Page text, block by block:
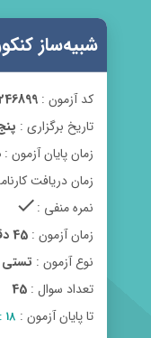
شبیه‌ساز
کد آزمون :
تاریخ برگزاری : پنج شنبه
زمان پایان آزمون :
زمان دریافت
نمره منفی :check
زمان آزمون : 45 دقیقه
نوع آزمون : تستی
تعداد سوال : 45
تا پایان آزمون : 18 : 39 : 24364